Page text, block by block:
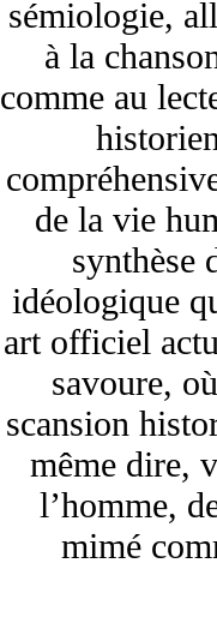
sémiologie,
à la
comme au
de la vie
synthèse
idéologique
art officiel
savoure,
scansion
même dire,
l’homme,
mimé